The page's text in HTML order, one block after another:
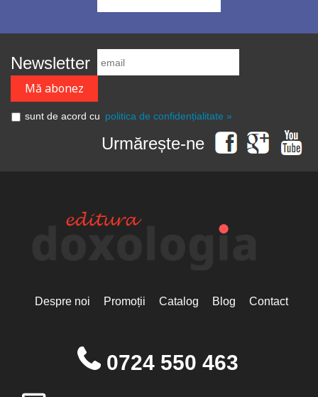
Newsletter
sunt de acord cu politica de confidențialitate »
Urmărește-ne
Despre noi Promoții Catalog Blog Contact
0724 550 463